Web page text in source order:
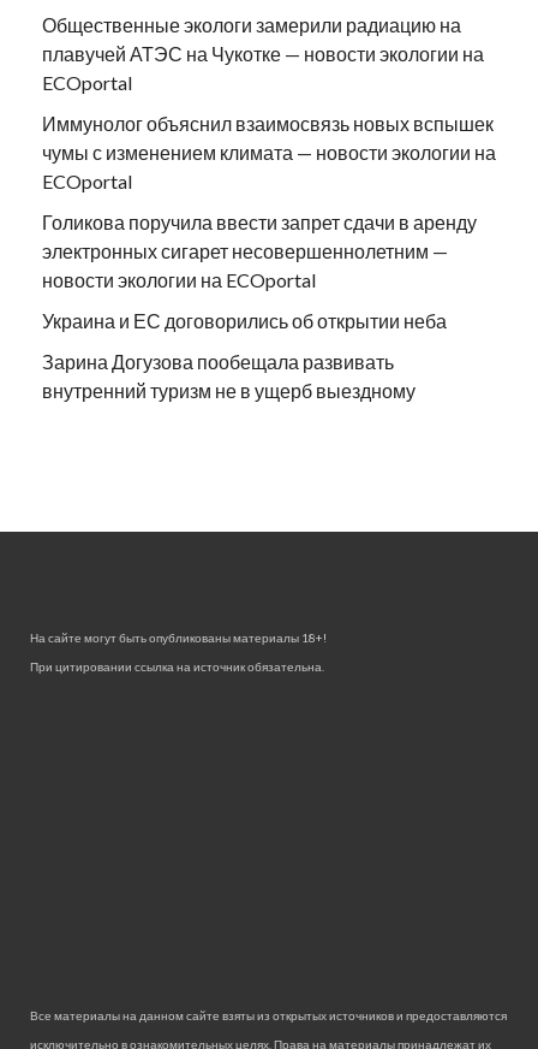
Общественные экологи замерили радиацию на
плавучей АТЭС на Чукотке — новости экологии на
ECOportal
Иммунолог объяснил взаимосвязь новых вспышек
чумы с изменением климата — новости экологии на
ECOportal
Голикова поручила ввести запрет сдачи в аренду
электронных сигарет несовершеннолетним —
новости экологии на ECOportal
Украина и ЕС договорились об открытии неба
Зарина Догузова пообещала развивать
внутренний туризм не в ущерб выездному
На сайте могут быть опубликованы материалы 18+!
При цитировании ссылка на источник обязательна.
Все материалы на данном сайте взяты из открытых источников и предоставляются
исключительно в ознакомительных целях. Права на материалы принадлежат их